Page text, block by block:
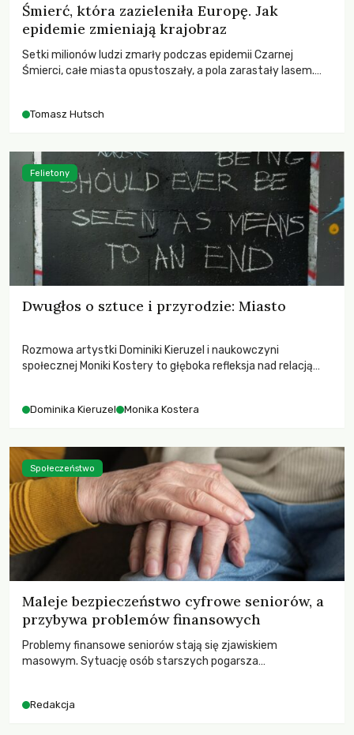
Śmierć, która zazieleniła Europę. Jak
epidemie zmieniają krajobraz
Setki milionów ludzi zmarły podczas epidemii Czarnej
Śmierci, całe miasta opustoszały, a pola zarastały lasem.
największych katastrof w swoich dziejach.
Tomasz Hutsch
Dwugłos o sztuce i przyrodzie: Miasto
Rozmowa artystki Dominiki Kieruzel i naukowczyni
społecznej Moniki Kostery to głęboka refleksja nad relacją
Dominika Kieruzel Monika Kostera
Felietony
Maleje bezpieczeństwo cyfrowe seniorów, a
przybywa problemów finansowych
Problemy finansowe seniorów stają się zjawiskiem
masowym. Sytuację osób starszych pogarsza
Redakcja
Społeczeństwo